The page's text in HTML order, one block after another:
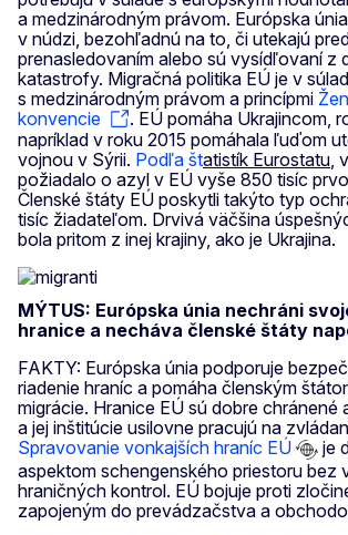
a medzinárodným právom. Európska
v núdzi, bezohľadnú na to, či utekajú
prenasledovaním alebo sú vysídľovaní z
katastrofy. Migračná politika EÚ je v
s medzinárodným právom a princípmi
konvencie
. EÚ pomáha Ukrajincom,
napríklad v roku 2015 pomáhala ľuďom
vojnou v Sýrii. Podľa štatistík Eurostatu,
požiadalo o azyl v EÚ vyše 850 tisíc
Členské štáty EÚ poskytli takýto typ
tisíc žiadateľom. Drvivá väčšina
bola pritom z inej krajiny, ako je Ukrajina.
MÝTUS: Európska únia nechráni
hranice a necháva členské štáty
FAKTY: Európska únia podporuje
riadenie hraníc a pomáha členským
migrácie. Hranice EÚ sú dobre chránené
a jej inštitúcie usilovne pracujú na
Spravovanie vonkajších hraníc EÚ
je
aspektom schengenského priestoru bez
hraničných kontrol. EÚ bojuje proti
zapojeným do prevádzačstva a